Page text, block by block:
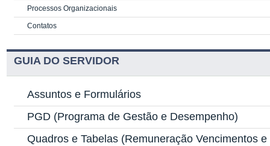
Processos Organizacionais
Contatos
GUIA DO SERVIDOR
Assuntos e Formulários
PGD (Programa de Gestão e Desempenho)
Quadros e Tabelas (Remuneração Vencimentos